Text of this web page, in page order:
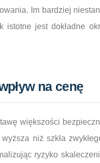
Im bardziej
istotne jest dokładne
na cenę
większości
niż szkła
ryzyko